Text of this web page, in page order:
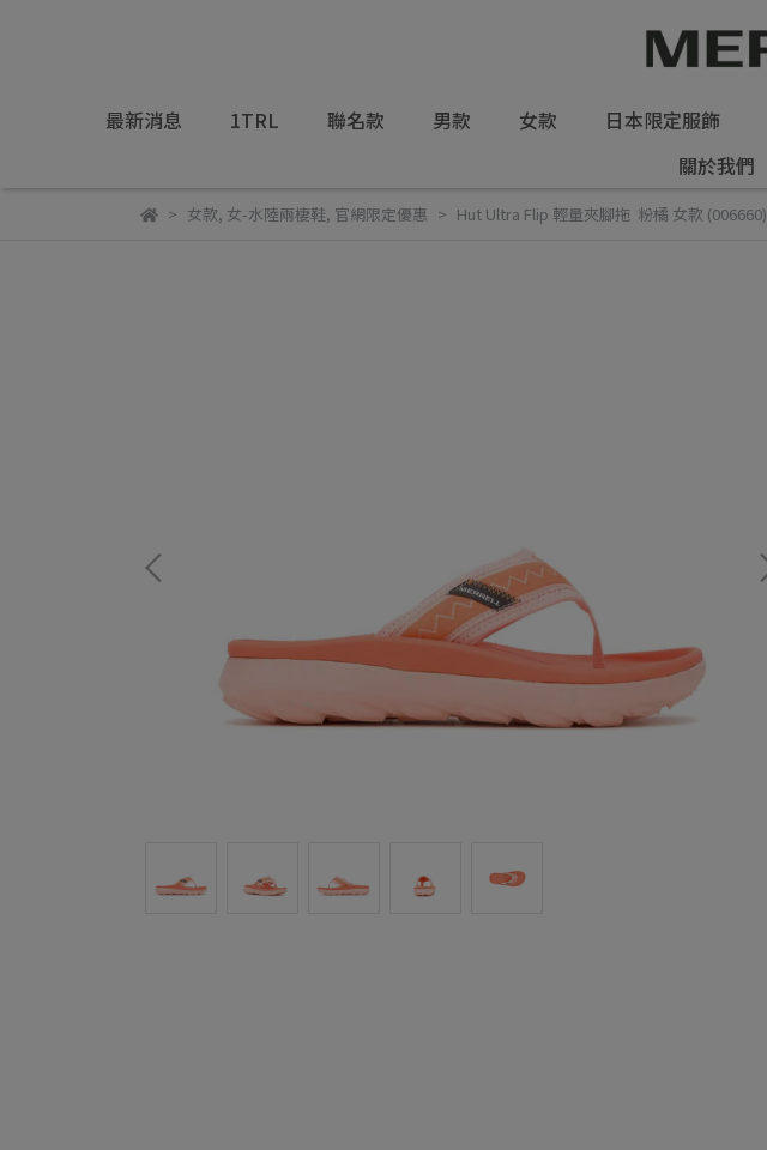
最新消息 1TRL 聯名款 男款 女款 日本限定服飾
關於我們
女款, 女-水陸兩棲鞋, 官網限定優惠 Hut Ultra Flip 輕量夾腳拖 粉橘 女款 (006660)